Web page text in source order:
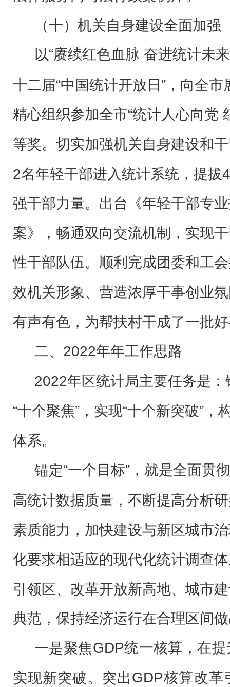
（十）机关自身建设全面加强
以“赓续红色血脉 奋进统计未
十二届“中国统计开放日”，向全
精心组织参加全市“统计人心向党
等奖。切实加强机关自身建设和
2名年轻干部进入统计系统，提拔
强干部力量。出台《年轻干部专
案》，畅通双向交流机制，实现
性干部队伍。顺利完成团委和工
效机关形象、营造浓厚干事创业
有声有色，为帮扶村干成了一批
二、 2022年年工作思路
2022年区统计局主要任务是：
“十个聚焦”，实现“十个新突破”，
体系。
锚定“一个目标”，就是全面贯
高统计数据质量，不断提高分析
素质能力，加快建设与新区城市
化要求相适应的现代化统计调查
引领区、改革开放新高地、城市
典范，保持经济运行在合理区间
一是聚焦GDP统一核算，在
实现新突破。 突出GDP核算改革